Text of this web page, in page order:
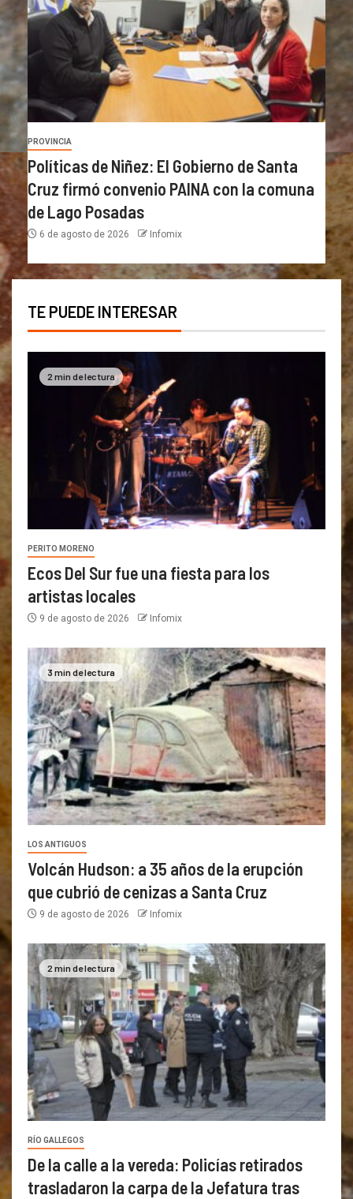
PROVINCIA
Políticas de Niñez: El Gobierno de Santa
Cruz firmó convenio PAINA con la comuna
de Lago Posadas
6 de agosto de 2026 Infomix
TE PUEDE INTERESAR
2 min de lectura
PERITO MORENO
Ecos Del Sur fue una fiesta para los
artistas locales
9 de agosto de 2026 Infomix
3 min de lectura
LOS ANTIGUOS
Volcán Hudson: a 35 años de la erupción
que cubrió de cenizas a Santa Cruz
9 de agosto de 2026 Infomix
2 min de lectura
RÍO GALLEGOS
De la calle a la vereda: Policías retirados
trasladaron la carpa de la Jefatura tras